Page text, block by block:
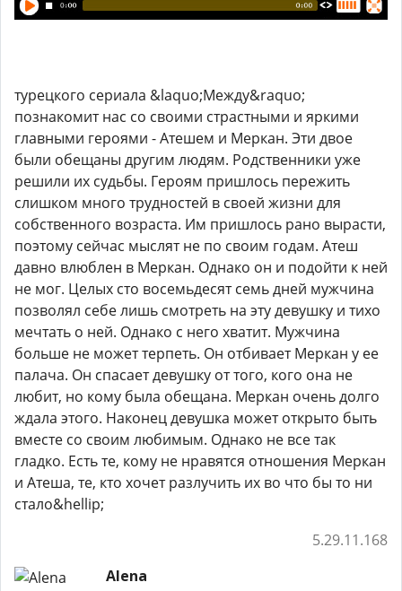
турецкого сериала &laquo;Между&raquo;
познакомит нас со своими страстными и яркими
главными героями - Атешем и Меркан. Эти двое
были обещаны другим людям. Родственники уже
решили их судьбы. Героям пришлось пережить
слишком много трудностей в своей жизни для
собственного возраста. Им пришлось рано вырасти,
поэтому сейчас мыслят не по своим годам. Атеш
давно влюблен в Меркан. Однако он и подойти к ней
не мог. Целых сто восемьдесят семь дней мужчина
позволял себе лишь смотреть на эту девушку и тихо
мечтать о ней. Однако с него хватит. Мужчина
больше не может терпеть. Он отбивает Меркан у ее
палача. Он спасает девушку от того, кого она не
любит, но кому была обещана. Меркан очень долго
ждала этого. Наконец девушка может открыто быть
вместе со своим любимым. Однако не все так
гладко. Есть те, кому не нравятся отношения Меркан
и Атеша, те, кто хочет разлучить их во что бы то ни
стало&hellip;
5.29.11.168
Alena